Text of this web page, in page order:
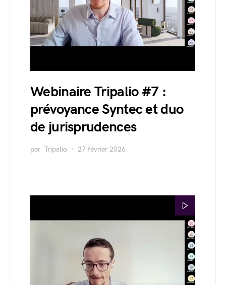
Webinaire Tripalio #7 :
prévoyance Syntec et duo
de jurisprudences
par Tripalio 27 février 2026